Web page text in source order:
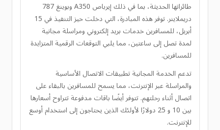
طائراتها الحديثة، بما في ذلك إيرباص A350 وبوينغ 787
دريملاينر. توفر هذه المبادرة، التي دخلت حيز التنفيذ في 15
أبريل، للمسافرين خدمات بريد إلكتروني ومراسلة مجانية
لمدة تصل إلى ساعتين، مما يلبي التوقعات الرقمية المتزايدة
للمسافرين.
تدعم الخدمة المجانية تطبيقات الاتصال الأساسية
والمراسلة عبر الإنترنت، مما يسمح للمسافرين بالبقاء على
اتصال أثناء رحلتهم. تتوفر أيضًا باقات مدفوعة تتراوح أسعارها
بين 10 و 25 دولارًا لأولئك الذين يحتاجون إلى استخدام أوسع
للإنترنت.